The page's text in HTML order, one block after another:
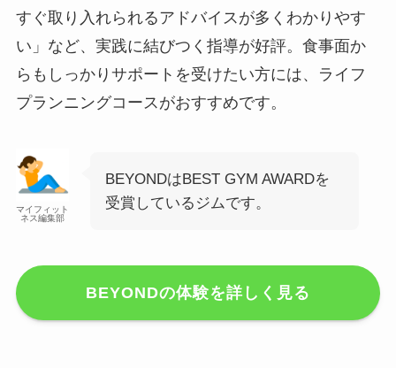
すぐ取り入れられるアドバイスが多くわかりやす
い」など、実践に結びつく指導が好評。食事面か
らもしっかりサポートを受けたい方には、ライフ
プランニングコースがおすすめです。
マイフィット
ネス編集部
BEYONDはBEST GYM AWARDを
受賞しているジムです。
BEYONDの体験を詳しく見る